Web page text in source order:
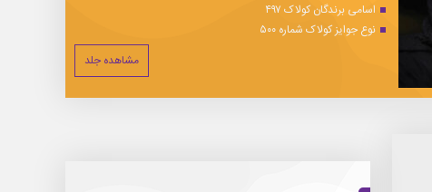
اسامی برندگان کولاک ۴۹۷
نوع جوایز کولاک شماره ۵۰۰
مشاهده جلد